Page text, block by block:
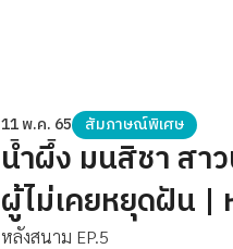
11 พ.ค. 65 สัมภาษณ์พิเศษ
น้ำผึ้ง มนสิชา สา
ผู้ไม่เคยหยุดฝัน |
หลังสนาม EP.5